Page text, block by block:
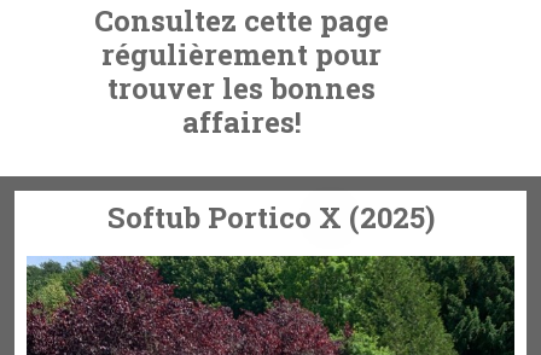
Consultez cette page
régulièrement pour
trouver les bonnes
affaires!
Softub Portico X (2025)